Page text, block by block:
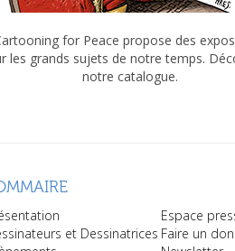
for Peace propose des
les grands sujets de notre temps.
notre catalogue.
et Dessinatrices
Espace
Faire un don